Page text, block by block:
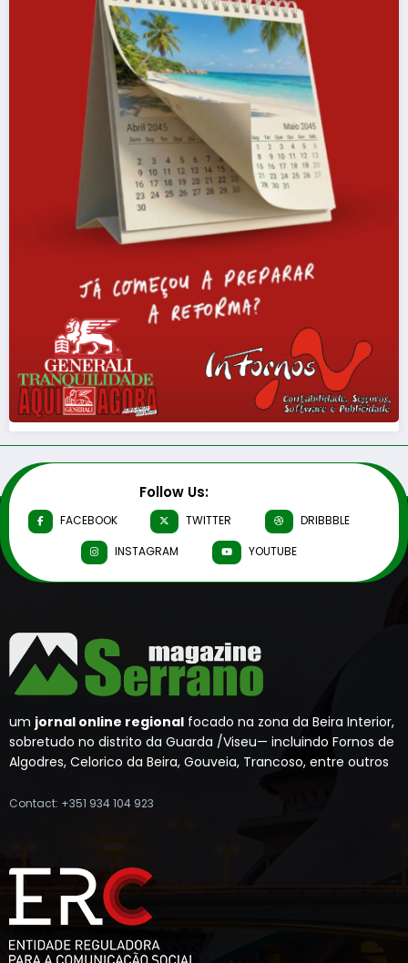
Follow Us:
FACEBOOK TWITTER
DRIBBBLE
INSTAGRAM
YOUTUBE
um jornal online regional focado na zona da Beira Interior,
sobretudo no distrito da Guarda /Viseu— incluindo Fornos de
Algodres, Celorico da Beira, Gouveia, Trancoso, entre outros
Contact: +351 934 104 923